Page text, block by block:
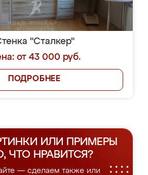
"Сталкер"
от 43 000 руб.
ПОДРОБНЕЕ
ИЛИ ПРИМЕРЫ
ЧТО НРАВИТСЯ?
— сделаем также или